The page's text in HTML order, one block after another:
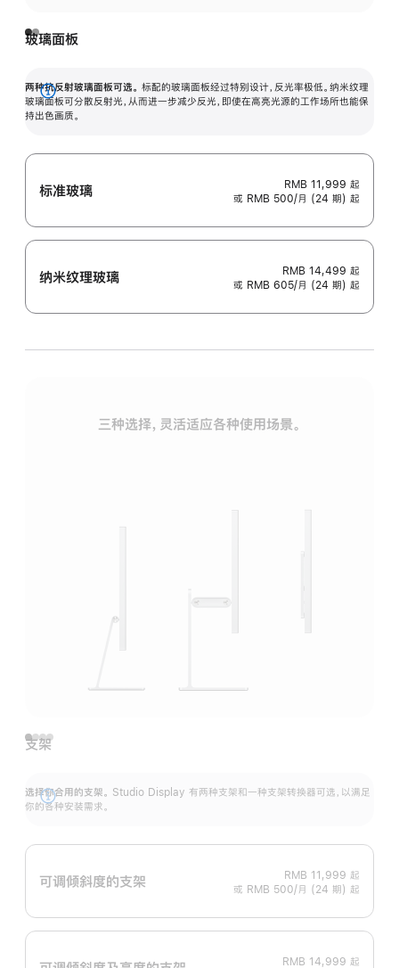
玻璃面板
两种抗反射玻璃面板可选。 标配的玻璃面板经过特别设计，反光率极低。纳米纹理
玻璃面板可分散反射光，从而进一步减少反光，即使在高亮光源的工作场所也能保
持出色画质。
展
开
标准玻璃 RMB 11,999 起
或 RMB 500/月 (24 期) 起
纳米纹理玻璃 RMB 14,499 起
或 RMB 605/月 (24 期) 起
三种选择，灵活适应各种使用场景。
支架
选择你合用的支架。 Studio Display 有两种支架和一种支架转换器可选，以满足
你的各种安装需求。
展
可调倾斜度的支架 RMB 11,999 起
或 RMB 500/月 (24 期) 起
RMB 14,999 起